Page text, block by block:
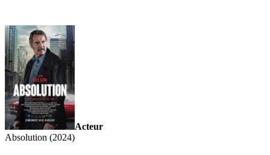
Acteur
Absolution (2024)